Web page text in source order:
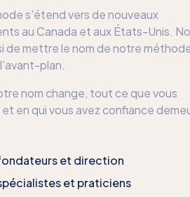
s'étend vers de nouveaux
au Canada et aux États-Unis.
de mettre le nom de notre
plan.
nom change, tout ce que vous
en qui vous avez confiance
et direction
et praticiens